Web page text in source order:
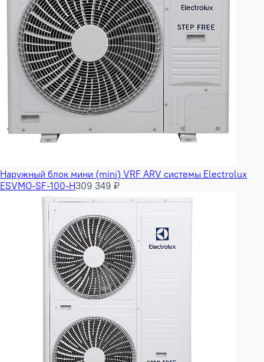
Наружный блок мини (mini) VRF ARV системы Electrolux
ESVMO-SF-100-H309 349 ₽